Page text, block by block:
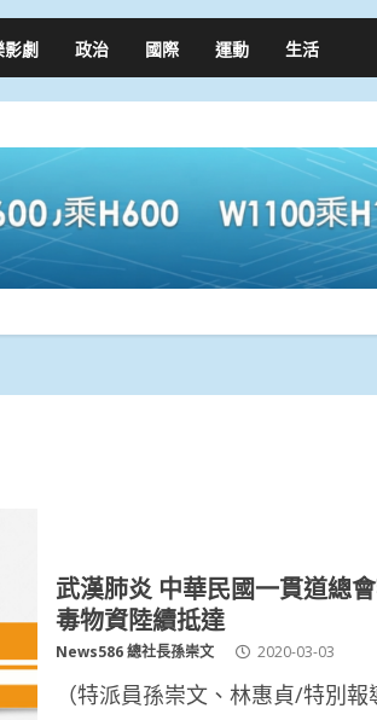
影劇 政治 國際 運動 生活
武漢肺炎 中華民國一貫道總
毒物資陸續抵達
News586 總社長孫崇文 2020-03-03
（特派員孫崇文、林惠貞/特別報